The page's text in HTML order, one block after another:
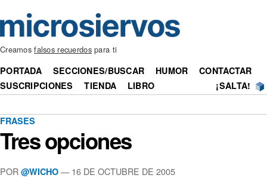
Creamosfalsos recuerdospara ti
PORTADA SECCIONES/BUSCAR HUMOR
CONTACTAR
SUSCRIPCIONES
TIENDA LIBRO ¡SALTA!
FRASES
Tres opciones
POR @WICHO — 16 DE OCTUBRE DE 2005